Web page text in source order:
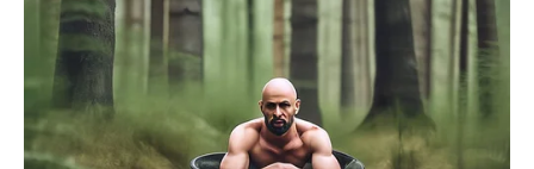
TEMAS RELACIONADOS
CORTES DE LUZ EN CARTAGENA
CORTES DE LUZ EN BOLÍVAR
AFINIA
CORTES DE LUZ
ENERGÍA ELÉCTRICA